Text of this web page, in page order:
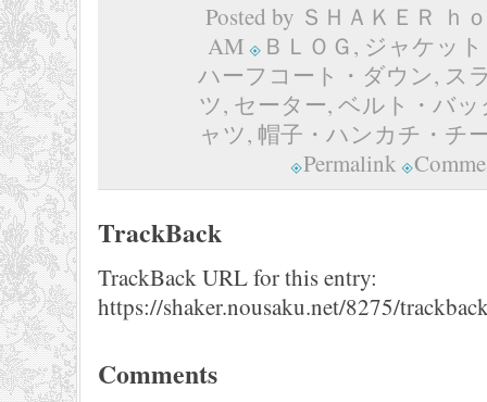
Posted by ＳＨＡＫＥＲ ｈ
AM
ＢＬＯＧ, ジャケッ
ハーフコート・ダウン, ス
ツ, セーター, ベルト・バッ
ャツ, 帽子・ハンカチ・チ
Permalink
TrackBack
TrackBack URL for this entry:
https://shaker.nousaku.net/8275/
Comments